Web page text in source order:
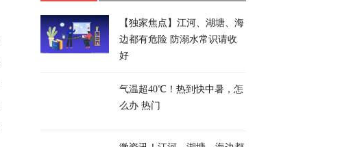
【独家焦点】江河、湖塘、海
边都有危险 防溺水常识请收
好
气温超40℃！热到快中暑，怎
么办 热门